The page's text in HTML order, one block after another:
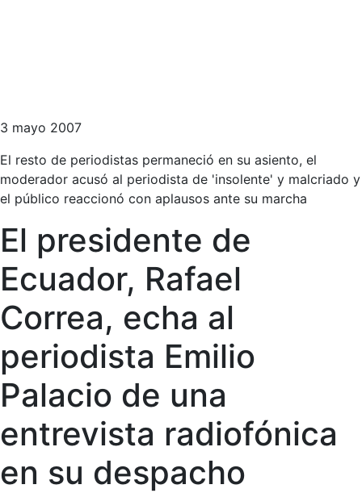
3 mayo 2007
El resto de periodistas permaneció en su asiento, el
moderador acusó al periodista de 'insolente' y malcriado y
el público reaccionó con aplausos ante su marcha
El presidente de
Ecuador, Rafael
Correa, echa al
periodista Emilio
Palacio de una
entrevista radiofónica
en su despacho